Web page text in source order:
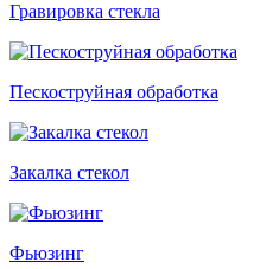
Гравировка стекла
Пескоструйная обработка
Закалка стекол
Фьюзинг